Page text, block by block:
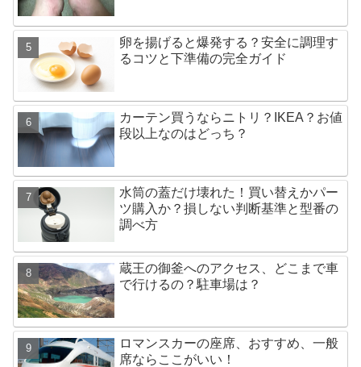
卵を揚げると爆発する？安全に調理す
るコツと下準備の完全ガイド
カーテン買うならニトリ？IKEA？お値
段以上なのはどっち？
水筒の蓋だけ壊れた！買い替えかパー
ツ購入か？損しない判断基準と型番の
調べ方
蔵王の御釜へのアクセス、どこまで車
で行けるの？駐車場は？
ロマンスカーの座席、おすすめ、一般
席ならここがいい！